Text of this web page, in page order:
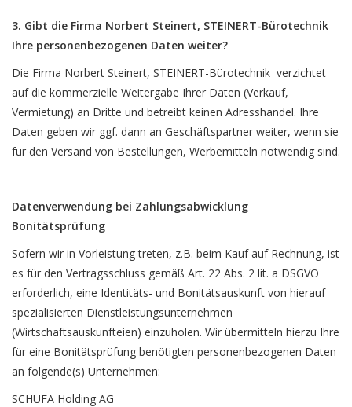
3. Gibt die Firma Norbert Steinert, STEINERT-Bürotechnik
Ihre personenbezogenen Daten weiter?
Die Firma Norbert Steinert, STEINERT-Bürotechnik verzichtet
auf die kommerzielle Weitergabe Ihrer Daten (Verkauf,
Vermietung) an Dritte und betreibt keinen Adresshandel. Ihre
Daten geben wir ggf. dann an Geschäftspartner weiter, wenn sie
für den Versand von Bestellungen, Werbemitteln notwendig sind.
Datenverwendung bei Zahlungsabwicklung
Bonitätsprüfung
Sofern wir in Vorleistung treten, z.B. beim Kauf auf Rechnung, ist
es für den Vertragsschluss gemäß Art. 22 Abs. 2 lit. a DSGVO
erforderlich, eine Identitäts- und Bonitätsauskunft von hierauf
spezialisierten Dienstleistungsunternehmen
(Wirtschaftsauskunfteien) einzuholen. Wir übermitteln hierzu Ihre
für eine Bonitätsprüfung benötigten personenbezogenen Daten
an folgende(s) Unternehmen:
SCHUFA Holding AG